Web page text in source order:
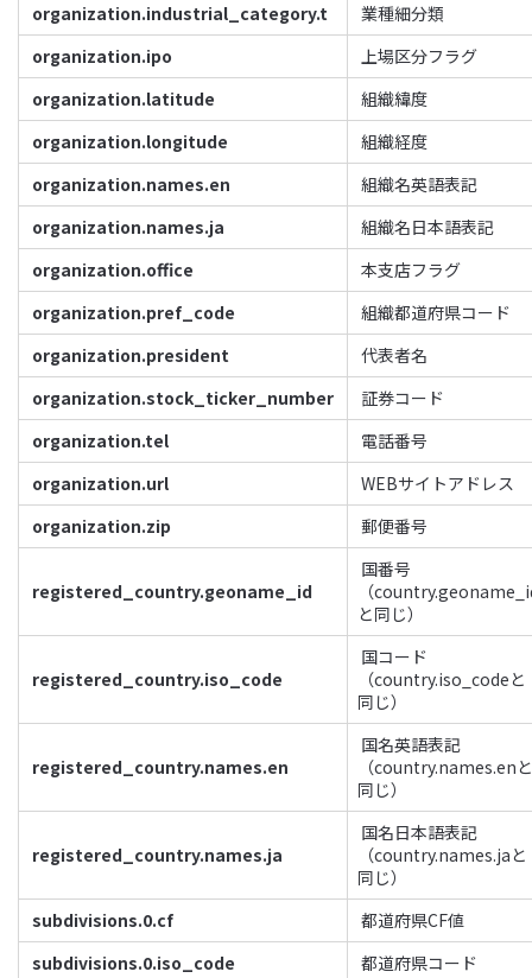
organization.industrial_category.t
業種細分類
organization.ipo
上場区分フラグ
organization.latitude
組織緯度
organization.longitude
組織経度
organization.names.en
組織名英語表記
organization.names.ja
組織名日本語表記
organization.office
本支店フラグ
organization.pref_code
組織都道府県コード
organization.president
代表者名
organization.stock_ticker_number
証券コード
organization.tel
電話番号
organization.url
WEBサイトアドレス
organization.zip
郵便番号
registered_country.geoname_id
国番号
（
と同じ）
registered_country.iso_code
国コード
（country.iso_codeと
同じ）
registered_country.names.en
国名英語表記
（country.names.enと
同じ）
registered_country.names.ja
国名日本語表記
（country.names.jaと
同じ）
subdivisions.0.cf
都道府県CF値
subdivisions.0.iso_code
都道府県コード